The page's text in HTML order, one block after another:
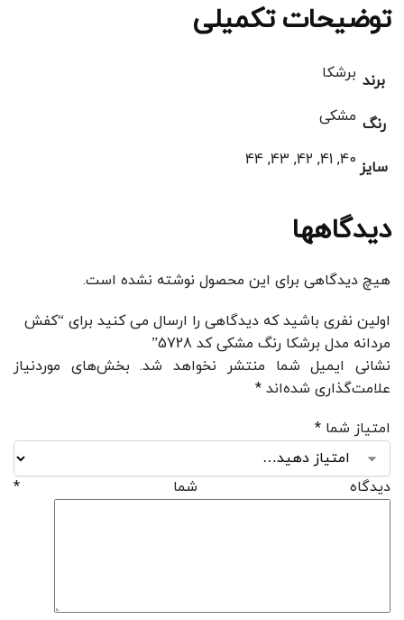
توضیحات تکمیلی
برند برشکا
رنگ مشکی
سایز 40, 41, 42, 43, 44
دیدگاهها
هیچ دیدگاهی برای این محصول نوشته نشده است.
اولین نفری باشید که دیدگاهی را ارسال می کنید برای “کفش
مردانه مدل برشکا رنگ مشکی کد 5728”
نشانی ایمیل شما منتشر نخواهد شد. بخش‌های موردنیاز
علامت‌گذاری شده‌اند *
امتیاز شما *
دیدگاه شما *